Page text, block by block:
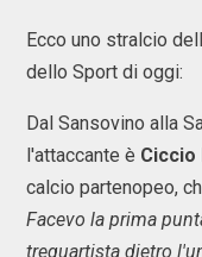
Ecco uno stralcio
dello Sport di oggi:
Dal Sansovino alla
l'attaccante è Ciccio
calcio partenopeo,
Facevo la prima
trequartista dietro